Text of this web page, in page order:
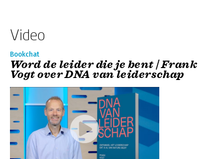
Video
Bookchat
Word de leider die je bent | Frank
Vogt over DNA van leiderschap